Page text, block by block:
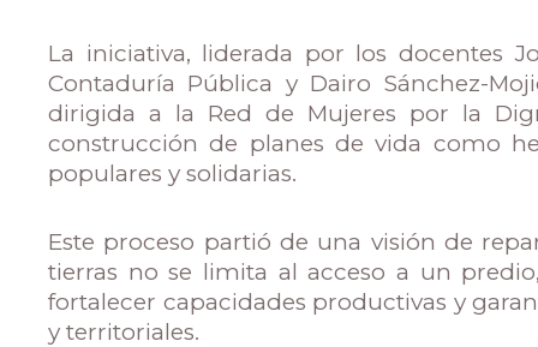
La iniciativa, liderada por los docentes
Contaduría Pública y Dairo Sánchez-
dirigida a la Red de Mujeres por la
construcción de planes de vida como
populares y solidarias.
Este proceso partió de una visión de
tierras no se limita al acceso a un
fortalecer capacidades productivas y
y territoriales.